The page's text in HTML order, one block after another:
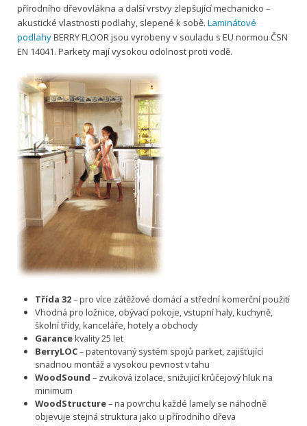
přírodního dřevovlákna a další vrstvy zlepšující mechanicko –
akustické vlastnosti podlahy, slepené k sobě. Laminátové
podlahyBERRY FLOOR jsou vyrobeny v souladu s EU normou ČSN
EN 14041. Parkety mají vysokou odolnost proti vodě.
Třída 32– pro více zátěžové domácí a střední komerční použití
Vhodná pro ložnice, obývací pokoje, vstupní haly, kuchyně,
školní třídy, kanceláře, hotely a obchody
Garancekvality 25 let
BerryLOC– patentovaný systém spojů parket, zajišťující
snadnou montáž a vysokou pevnost v tahu
WoodSound – zvuková izolace, snižující krůčejový hluk na
minimum
WoodStructure– na povrchu každé lamely se náhodně
objevuje stejná struktura jako u přírodního dřeva